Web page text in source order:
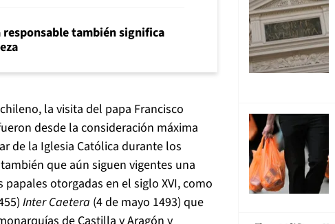
responsable también significa
la visita del papa Francisco
desde la consideración máxima
de la Iglesia Católica durante los
que aún siguen vigentes una
otorgadas en el siglo XVI, como
Inter Caetera (4 de mayo 1493) que